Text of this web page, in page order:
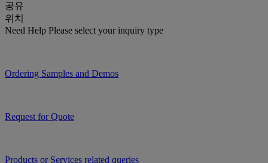
공유
위치
Need Help Please select your inquiry type
Ordering Samples and Demos
Request for Quote
Products or Services related queries